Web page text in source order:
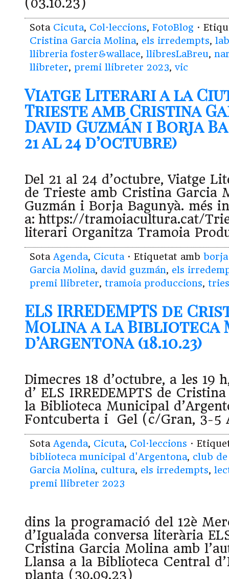
(03.10.23)
Sota Cicuta, Col·leccions, FotoBlog ·
Cristina Garcia Molina, els irredempts,
llibreria foster&wallace, llibresLaBreu,
llibreter, premi llibreter 2023, vic
Viatge Literari a la
Trieste amb Cristina
David Guzmán i Borja
21 al 24 d’octubre)
Del 21 al 24 d’octubre, Viatge
de Trieste amb Cristina Garcia
Guzmán i Borja Bagunyà. més
a: https://tramoiacultura.cat/
literari Organitza Tramoia
Sota Agenda, Cicuta · Etiquetat amb
Garcia Molina, david guzmán, els
premi llibreter, tramoia produccions,
ELS IRREDEMPTS de
Molina a la Biblioteca
d’Argentona (18.10.23)
Dimecres 18 d’octubre, a les 19
d’ ELS IRREDEMPTS de
la Biblioteca Municipal
Fontcuberta i Gel (c/Gran, 3-5
Sota Agenda, Cicuta, Col·leccions ·
biblioteca municipal d'Argentona, club
Garcia Molina, cultura, els irredempts,
premi llibreter 2023
dins la programació del 12è
d’Igualada conversa literària
Cristina Garcia Molina amb
Llansa a la Biblioteca Central
planta (30.09.23)